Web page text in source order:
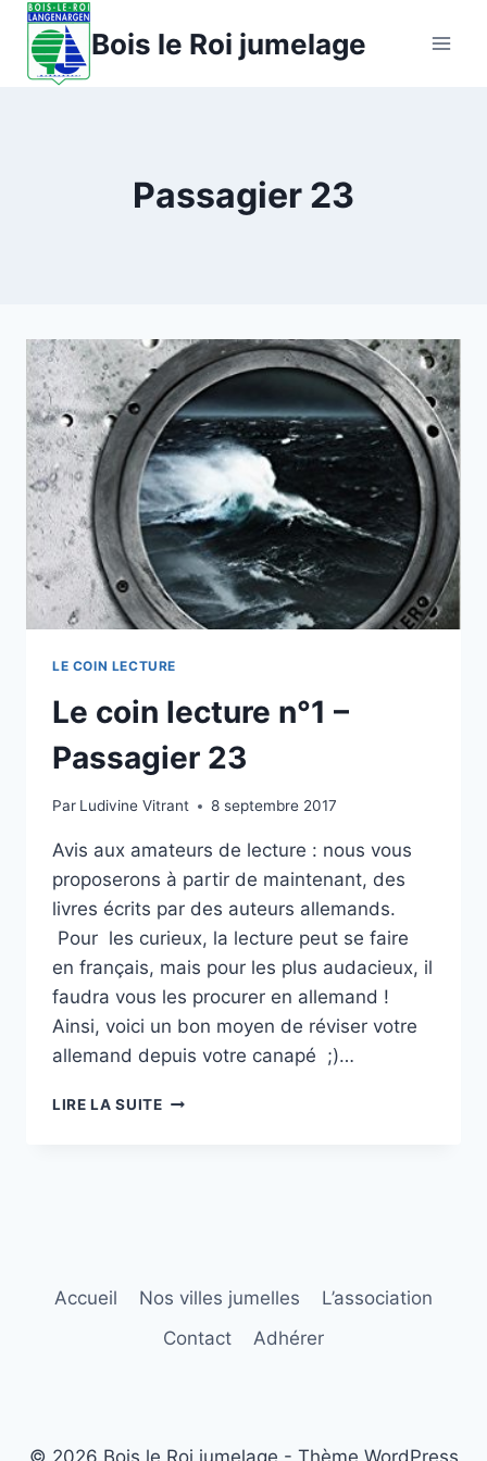
Aller
contenu
Bois le Roi jumelage
Passagier 23
LE COIN LECTURE
Le coin lecture n°1 –
Passagier 23
Par Ludivine Vitrant 8 septembre 2017
Avis aux amateurs de lecture : nous vous
proposerons à partir de maintenant, des
livres écrits par des auteurs allemands.
Pour les curieux, la lecture peut se faire
en français, mais pour les plus audacieux, il
faudra vous les procurer en allemand !
Ainsi, voici un bon moyen de réviser votre
allemand depuis votre canapé ;)…
LIRE LA SUITELE
Accueil Nos villes jumelles
L’association
Contact
Adhérer
© 2026 Bois le Roi jumelage - Thème WordPress